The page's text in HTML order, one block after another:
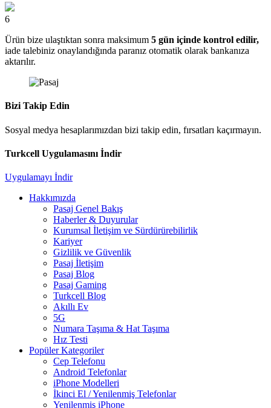
6
Ürün bize ulaştıktan sonra maksimum 5 gün içinde kontrol edilir,
iade talebiniz onaylandığında paranız otomatik olarak bankanıza
aktarılır.
Bizi Takip Edin
Sosyal medya hesaplarımızdan bizi takip edin, fırsatları kaçırmayın.
Turkcell Uygulamasını İndir
Uygulamayı İndir
Hakkımızda
Pasaj Genel Bakış
Haberler & Duyurular
Kurumsal İletişim ve Sürdürürebilirlik
Kariyer
Gizlilik ve Güvenlik
Pasaj İletişim
Pasaj Blog
Pasaj Gaming
Turkcell Blog
Akıllı Ev
5G
Numara Taşıma & Hat Taşıma
Hız Testi
Popüler Kategoriler
Cep Telefonu
Android Telefonlar
iPhone Modelleri
İkinci El / Yenilenmiş Telefonlar
Yenilenmiş iPhone